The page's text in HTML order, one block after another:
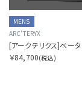
MENS
ARC'TERYX
￥84,700(税込)